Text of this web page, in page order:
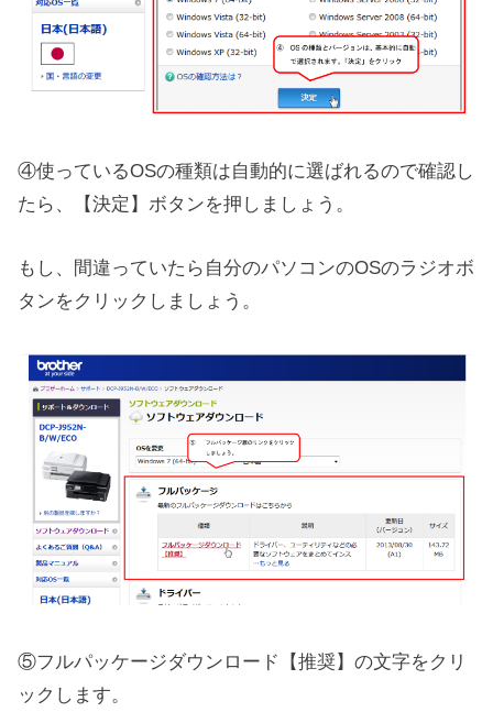
④使っているOSの種類は自動的に選ばれるので確認し
たら、【決定】ボタンを押しましょう。
もし、間違っていたら自分のパソコンのOSのラジオボ
タンをクリックしましょう。
⑤フルパッケージダウンロード【推奨】の文字をクリ
ックします。